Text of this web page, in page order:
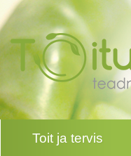
Toit ja tervis